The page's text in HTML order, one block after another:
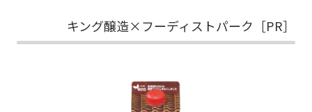
キング醸造×フーディストパーク［PR］